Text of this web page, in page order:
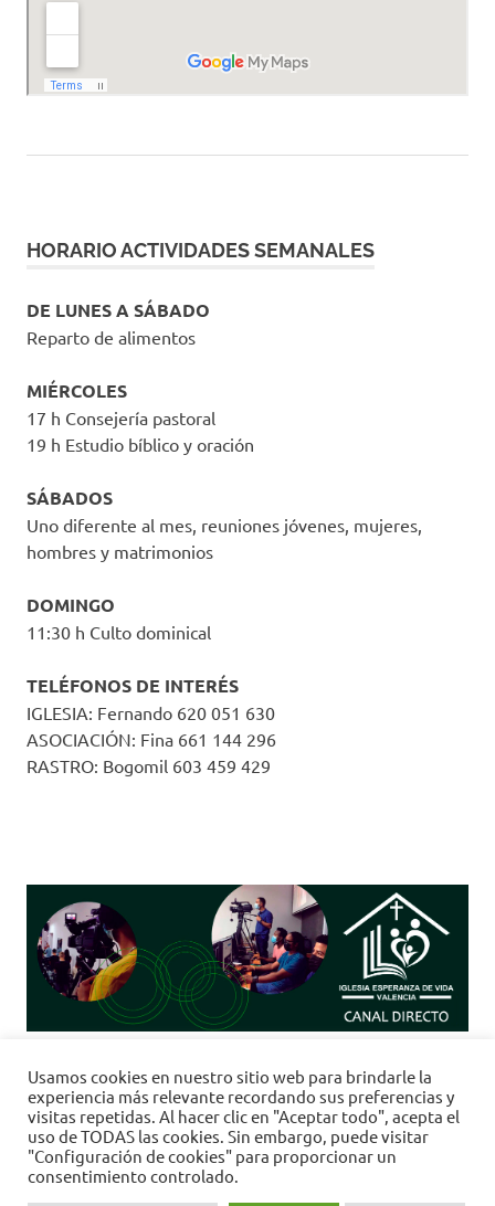
HORARIO ACTIVIDADES SEMANALES
DE LUNES A SÁBADO
Reparto de alimentos
MIÉRCOLES
17 h Consejería pastoral
19 h Estudio bíblico y oración
SÁBADOS
Uno diferente al mes, reuniones jóvenes, mujeres,
hombres y matrimonios
DOMINGO
11:30 h Culto dominical
TELÉFONOS DE INTERÉS
IGLESIA: Fernando 620 051 630
ASOCIACIÓN: Fina 661 144 296
RASTRO: Bogomil 603 459 429
en Directo:"Domingo a las 11:30h.
Usamos cookies en nuestro sitio web para brindarle la
experiencia más relevante recordando sus preferencias y
visitas repetidas. Al hacer clic en "Aceptar todo", acepta el
uso de TODAS las cookies. Sin embargo, puede visitar
"Configuración de cookies" para proporcionar un
consentimiento controlado.